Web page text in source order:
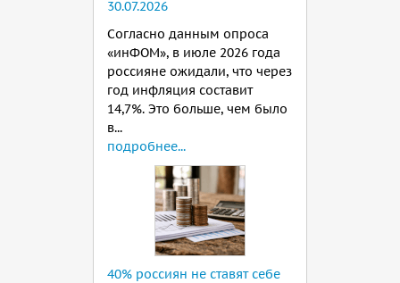
30.07.2026
Согласно данным опроса
«инФОМ», в июле 2026 года
россияне ожидали, что через
год инфляция составит
14,7%. Это больше, чем было
в...
подробнее...
40% россиян не ставят себе